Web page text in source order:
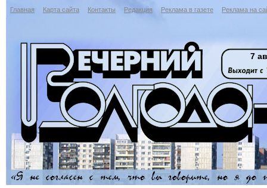
Главная Карта сайта Контакты Редакция Реклама в газете Реклама на
7